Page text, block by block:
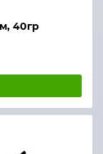
40гр